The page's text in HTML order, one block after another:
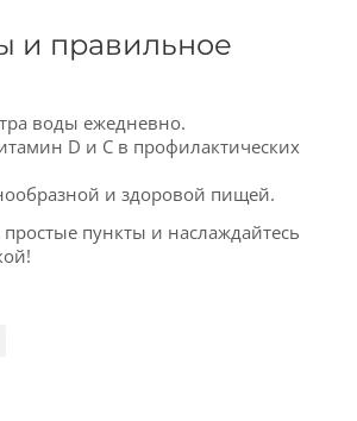
и правильное
воды ежедневно.
D и С в профилактических
и здоровой пищей.
пункты и наслаждайтесь